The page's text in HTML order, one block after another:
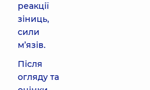
реакції
зіниць,
сили
м’язів.
Після
огляду та